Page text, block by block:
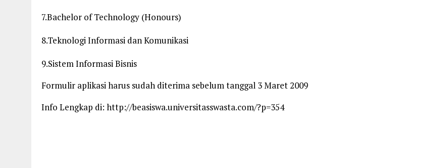
7.Bachelor of Technology (Honours)
8.Teknologi Informasi dan Komunikasi
9.Sistem Informasi Bisnis
Formulir aplikasi harus sudah diterima sebelum tanggal 3 Maret 2009
Info Lengkap di: http://beasiswa.universitasswasta.com/?p=354